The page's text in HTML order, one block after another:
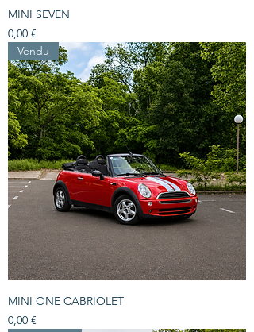
MINI SEVEN
Prix
0,00 €
Vendu
MINI ONE CABRIOLET
Prix
0,00 €